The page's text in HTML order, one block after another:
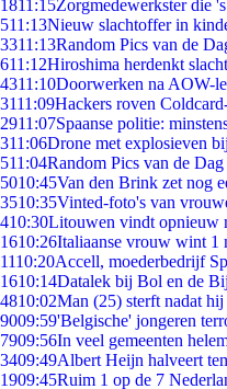
1811:15Zorgmedewerkster die
511:13Nieuw slachtoffer in
3311:13Random Pics van de
611:12Hiroshima herdenkt
4311:10Doorwerken na AOW-
3111:09Hackers roven
2911:07Spaanse politie:
311:06Drone met explosieven
511:04Random Pics van de
5010:45Van den Brink zet nog
3510:35Vinted-foto's van
410:30Litouwen vindt opnieuw
1610:26Italiaanse vrouw wint 1
1110:20Accell, moederbedrijf
1610:14Datalek bij Bol en de
4810:02Man (25) sterft nadat
9009:59'Belgische' jongeren
7909:56In veel gemeenten
3409:49Albert Heijn halveert
1909:45Ruim 1 op de 7